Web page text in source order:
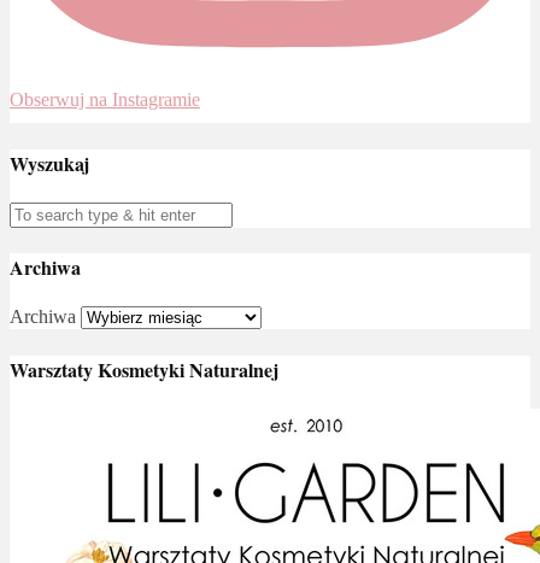
Obserwuj na Instagramie
Wyszukaj
Archiwa
Archiwa
Warsztaty Kosmetyki Naturalnej